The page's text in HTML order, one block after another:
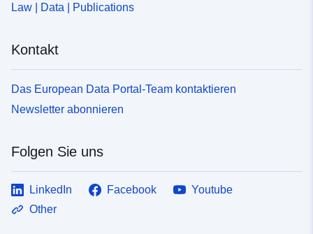
Law | Data | Publications
Kontakt
Das European Data Portal-Team kontaktieren
Newsletter abonnieren
Folgen Sie uns
LinkedIn Facebook
Youtube
Other